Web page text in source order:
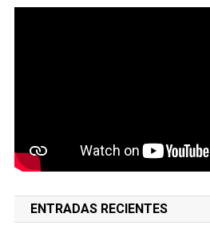
ENTRADAS RECIENTES